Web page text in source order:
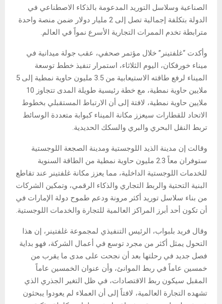
الصناعية وسلاسل التوريد المدعومة بالذكاء الاصطناعي في
الدولة بتكلفة إجمالية تصل إلى 2 مليار دولار ضمن منصة واحدة
مترابطة تخدم الممرات التجارية الأسرع نمواً في العالم.
وأكدت “غلفتينر” خلال مؤتمر صحفي، عقب جولة ميدانية في
ميناء خورفكان، اليوم الثلاثاء، استمرار تنفيذ خطط توسعة
الميناء لرفع طاقته الاستيعابية من 3.5 مليون حاوية نمطية إلى 5
ملايين حاوية نمطية، مع خطة رئيسية طويلة المدى تتجاوز 10
ملايين حاوية نمطية، لافتة إلى أن الارتباط المستقبلي بخطوط
الاتحاد للقطارات سيعزز مكانة الميناء كبوابة متعددة الوسائط
تربط النقل البحري والبري والسكك الحديدية.
وقالت إن مدينة الذيد اللوجستية ومدينة الصجعة اللوجستية
ستوفران معاً 2.3 مليون حاوية نمطية من الطاقة السنوية
للخدمات اللوجستية الداخلية، مما يعزز مكانة غلفتينر عند تقاطع
البنية التحتية والربط التجاري والذكاء الرقمي، وتمكين الشركات
من بناء سلاسل توريد أكثر مرونة ودعم طموح دولة الإمارات في
أن تكون أحد أبرز المراكز العالمية للتجارة والخدمات اللوجستية.
وقال فريد بلبواب، الرئيس التنفيذي لمجموعة غلفتينر، إن هذا
التحول يمثل أكثر من مجرد توسع في أعمال الشركة، فهو بداية
فصل جديد في رحلتها بعد أن نجحت على مدى ما يقرب من
خمسين عاماً في ربط الموانئ، وأن عنوان الخمسين عاماً
المقبل سيكون ربط الاقتصادات، في ظل التغير الجذري الذي
تشهده التجارة العالمية، لافتاً إلى أن العملاء لم يعودوا يبحثون